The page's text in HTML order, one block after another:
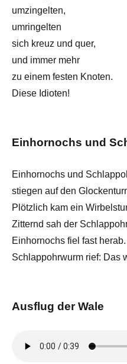
umzingelten,
umringelten
sich kreuz und quer,
und immer mehr
zu einem festen Knoten.
Diese Idioten!
Einhornochs und
Einhornochs und
stiegen auf den
Plötzlich kam ein
Zitternd sah der
Einhornochs fiel fast herab.
Schlappohrwurm rief: Das
Ausflug der Wale